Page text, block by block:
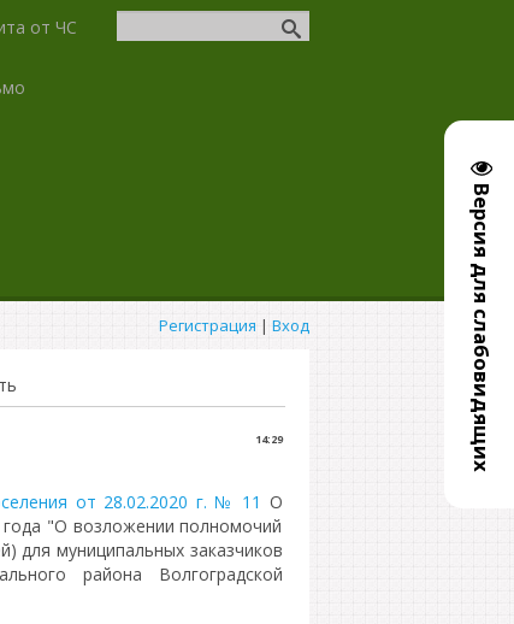
Версия для слабовидящих
от ЧС
Регистрация | Вход
14:29
от 28.02.2020 г. № 11 О
"О возложении полномочий
для муниципальных заказчиков
района Волгоградской